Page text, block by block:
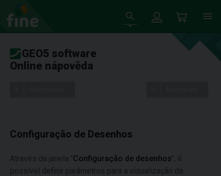
GEO5 software
Online nápověda
Configuração de Desenhos
Através da janela "Configuração de desenhos", é
possível definir parâmetros para a visualização da